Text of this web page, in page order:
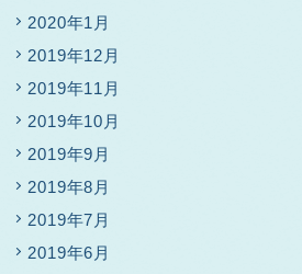
2020年1月
2019年12月
2019年11月
2019年10月
2019年9月
2019年8月
2019年7月
2019年6月